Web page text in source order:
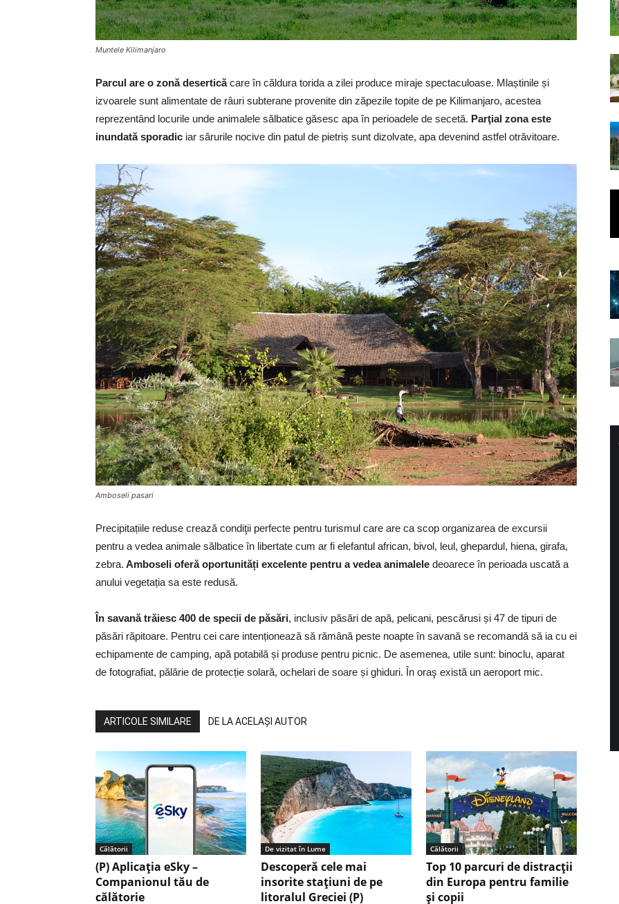
Muntele Kilimanjaro
Parcul are o zonă deserticăcare în căldura torida a zilei produce miraje spectaculoase. Mlaștinile și
izvoarele sunt alimentate de râuri subterane provenite din zăpezile topite de pe Kilimanjaro, acestea
reprezentând locurile unde animalele sălbatice găsesc apa în perioadele de secetă. Parţial zona este
inundată sporadic iar sărurile nocive din patul de pietriș sunt dizolvate, apa devenind astfel otrăvitoare.
Amboseli pasari
Precipitațiile reduse crează condiţii perfecte pentru turismul care are ca scop organizarea de excursii
pentru a vedea animale sălbatice în libertate cum ar fi elefantul african, bivol, leul, ghepardul, hiena, girafa,
zebra. Amboseli oferă oportunități excelente pentru a vedea animalele deoarece în perioada uscată a
anului vegetația sa este redusă.
În savană trăiesc 400 de specii de păsări, inclusiv păsări de apă, pelicani, pescărusi și 47 de tipuri de
păsări răpitoare. Pentru cei care intenționează să rămână peste noapte în savană se recomandă să ia cu ei
echipamente de camping, apă potabilă și produse pentru picnic. De asemenea, utile sunt: binoclu, aparat
de fotografiat, pălărie de protecție solară, ochelari de soare și ghiduri. În oraş există un aeroport mic.
ARTICOLE SIMILARE DE LA ACELAȘI AUTOR
Călătorii
(P) Aplicația eSky –
Companionul tău de
călătorie
De vizitat în Lume
Descoperă cele mai
insorite stațiuni de pe
litoralul Greciei (P)
Călătorii
Top 10 parcuri de distracții
din Europa pentru familie
și copii